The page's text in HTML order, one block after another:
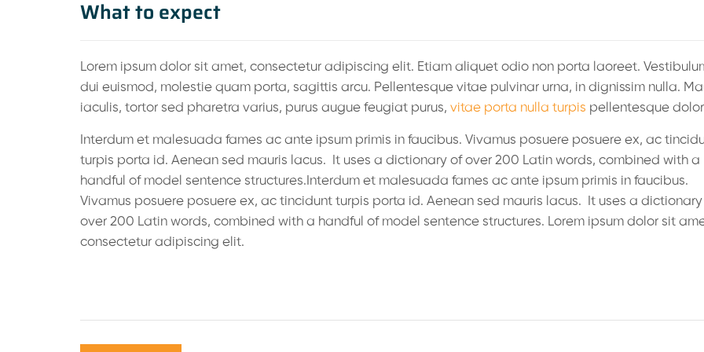
What to expect
Lorem ipsum dolor sit amet, consectetur adipiscing elit. Etiam aliquet odio non porta laoreet.
dui euismod, molestie quam porta, sagittis arcu. Pellentesque vitae pulvinar urna, in dignissim nulla.
iaculis, tortor sed pharetra varius, purus augue feugiat purus, vitae porta nulla turpis pellentesque
Interdum et malesuada fames ac ante ipsum primis in faucibus. Vivamus posuere posuere ex, ac
turpis porta id. Aenean sed mauris lacus. It uses a dictionary of over 200 Latin words, combined with a
handful of model sentence structures.Interdum et malesuada fames ac ante ipsum primis in faucibus.
Vivamus posuere posuere ex, ac tincidunt turpis porta id. Aenean sed mauris lacus. It uses a
over 200 Latin words, combined with a handful of model sentence structures. Lorem ipsum dolor sit
consectetur adipiscing elit.